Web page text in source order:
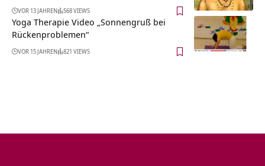
VOR 13 JAHREN 568 VIEWS
Yoga Therapie Video „Sonnengruß bei
Rückenproblemen“
VOR 15 JAHREN 821 VIEWS